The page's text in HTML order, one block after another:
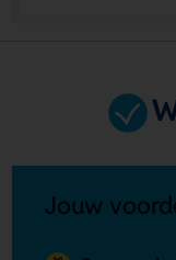
Jouw